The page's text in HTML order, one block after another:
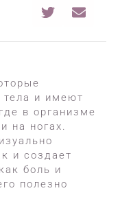
тела и имеют
в организме
на ногах.
и создает
боль и
полезно